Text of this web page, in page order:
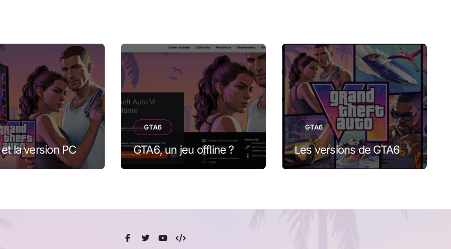
la version PC
GTA6
GTA6, un jeu offline ?
GTA6
Les versions de GTA6